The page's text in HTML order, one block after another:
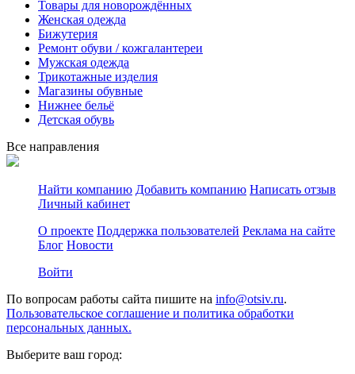
Товары для новорождённых
Женская одежда
Бижутерия
Ремонт обуви / кожгалантереи
Мужская одежда
Трикотажные изделия
Магазины обувные
Нижнее бельё
Детская обувь
Все направления
Найти компанию Добавить компанию Написать отзыв
Личный кабинет
О проекте Поддержка пользователей Реклама на сайте
Блог Новости
Войти
По вопросам работы сайта пишите на info@otsiv.ru.
Пользовательское соглашение и политика обработки
персональных данных.
Выберите ваш город: